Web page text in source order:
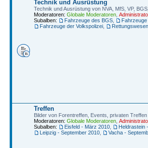
Technik und Ausrüstung
Technik und Ausrüstung von NVA, MfS, VP,
Moderatoren: Globale Moderatoren
Subalben:
Fahrzeuge des BGS
Fahrzeuge der Volkspolizei
Rettungswesen
Treffen
Bilder von Forentreffen, Events, privaten
Moderatoren: Globale Moderatoren
Subalben:
Eisfeld - März 2010 Heldrastein
Leipzig - September 2010
Vacha -